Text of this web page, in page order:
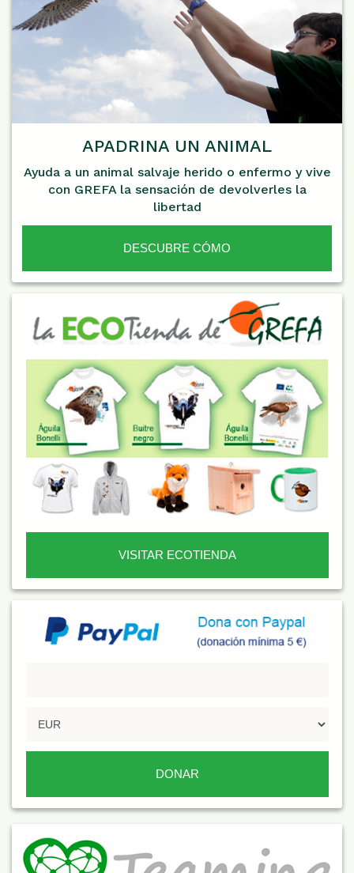
APADRINA UN ANIMAL
Ayuda a un animal salvaje herido o enfermo y vive
con GREFA la sensación de devolverles la
libertad
DESCUBRE CÓMO
VISITAR ECOTIENDA